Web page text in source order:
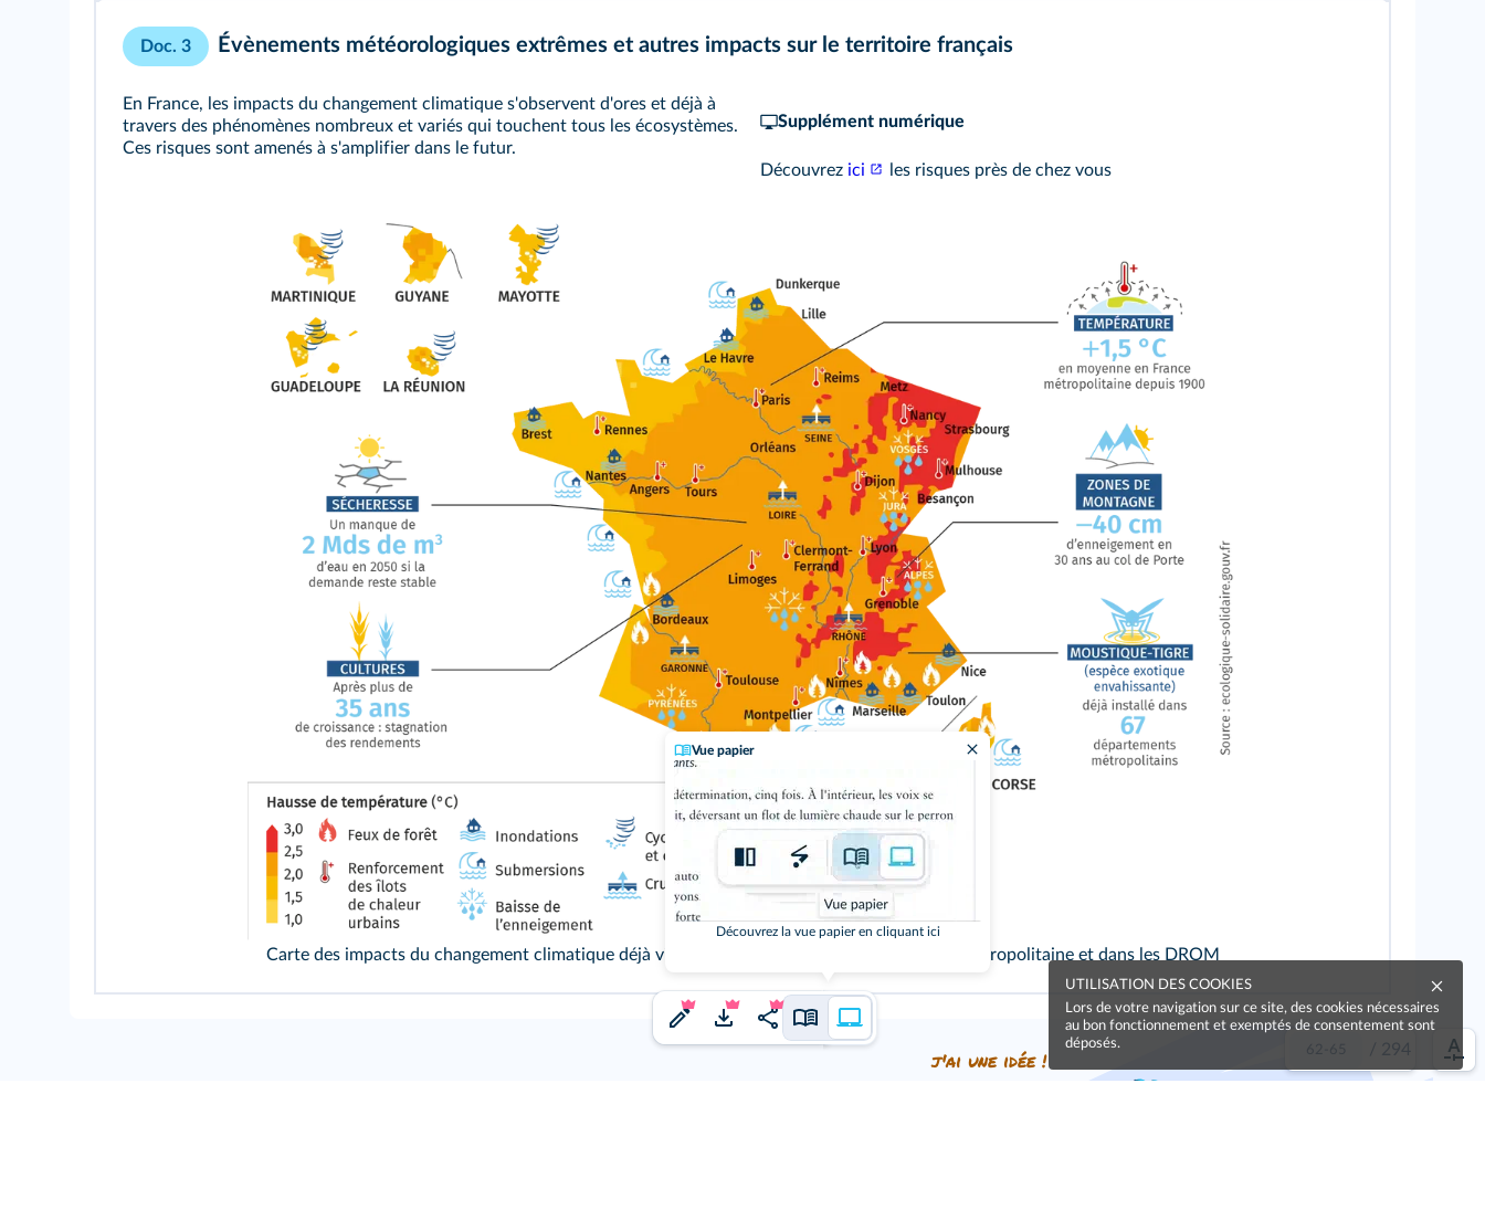
/ 294
Vue papier
Découvrez la vue papier en cliquant ici
Doc. 3 Évènements météorologiques extrêmes et autres impacts sur le territoire français
En France, les impacts du changement climatique s'observent d'ores et déjà à
travers des phénomènes nombreux et variés qui touchent tous les écosystèmes.
Ces risques sont amenés à s'amplifier dans le futur.
Supplément numérique
Découvrez ici les risques près de chez vous
Carte des impacts du changement climatique déjà visibles ou à venir d'ici 2050, en France métropolitaine et dans les DROM
j'ai une idée !
UTILISATION DES COOKIES
Lors de votre navigation sur ce site, des cookies nécessaires
au bon fonctionnement et exemptés de consentement sont
déposés.